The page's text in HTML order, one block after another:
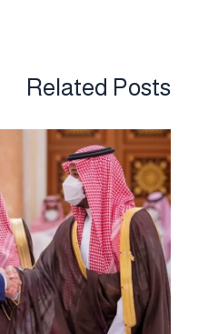
Related Posts